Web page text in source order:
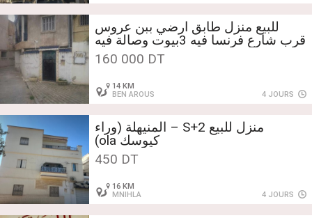
للبيع منزل طابق ارضي ببن عروس
قرب شارع فرنسا فيه 3بيوت وصالة فيه
فراندا من الامام ومنشر من الخلف ب
160 مليون للاتصال 20540094
/98540094
160 000 DT
14 KM
BEN AROUS
4 JOURS
منزل للبيع S+2 – المنيهلة (وراء
كيوسك ola)
450 DT
16 KM
MNIHLA
4 JOURS